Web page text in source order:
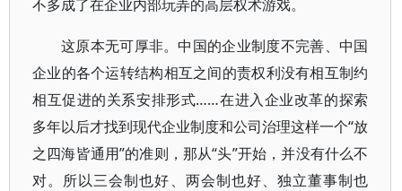
不多成了在企业内部玩弄的高层权术游戏。
这原本无可厚非。中国的企业制度不完善、中国
企业的各个运转结构相互之间的责权利没有相互制约
相互促进的关系安排形式……在进入企业改革的探索
多年以后才找到现代企业制度和公司治理这样一个“放
之四海皆通用”的准则，那从“头”开始，并没有什么不
对。所以三会制也好、两会制也好、独立董事制也